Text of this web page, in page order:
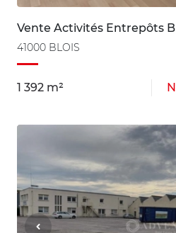
Vente Activités Entrepôts
41000 BLOIS
1 392 m²